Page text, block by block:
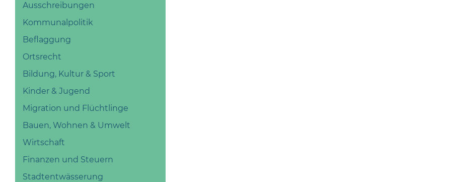
Ausschreibungen
Kommunalpolitik
Beflaggung
Ortsrecht
Bildung, Kultur & Sport
Kinder & Jugend
Migration und Flüchtlinge
Bauen, Wohnen & Umwelt
Wirtschaft
Finanzen und Steuern
Stadtentwässerung